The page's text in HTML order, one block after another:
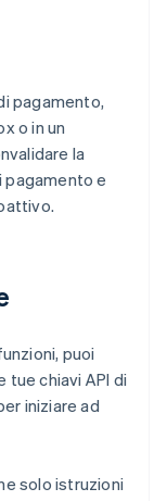
pagamento,
o in un
la
pagamento e
puoi
tue chiavi API di
iniziare ad
solo istruzioni